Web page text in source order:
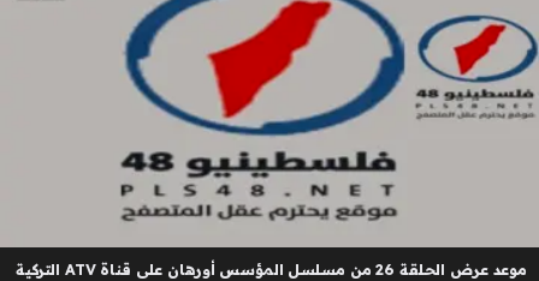
موعد عرض الحلقة 26 من مسلسل المؤسس أورهان على قناة ATV التركية